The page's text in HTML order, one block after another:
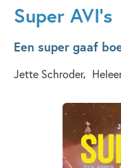
uitgevers
Super AVI’s
Een super gaaf
Jette Schroder